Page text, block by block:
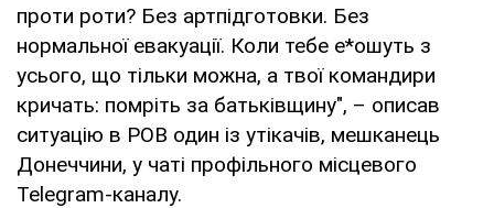
проти роти? Без артпідготовки. Без
нормальної евакуації. Коли тебе е*ошуть з
усього, що тільки можна, а твої командири
кричать: помріть за батьківщину", – описав
ситуацію в РОВ один із утікачів, мешканець
Донеччини, у чаті профільного місцевого
Telegram-каналу.